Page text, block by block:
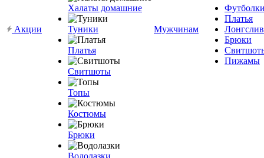
Акции
Халаты домашние
Туники
Платья
Свитшоты
Топы
Костюмы
Брюки
Водолазки
Мужчинам
Футболки
Платья
Брюки
Пижамы